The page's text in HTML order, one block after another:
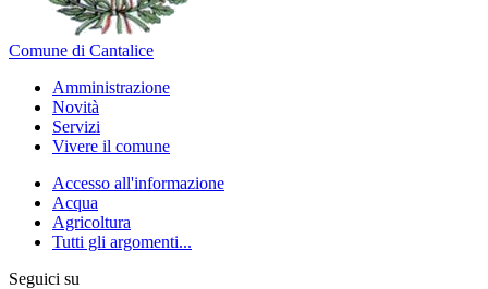
Comune di Cantalice
Amministrazione
Novità
Servizi
Vivere il comune
Accesso all'informazione
Acqua
Agricoltura
Tutti gli argomenti...
Seguici su